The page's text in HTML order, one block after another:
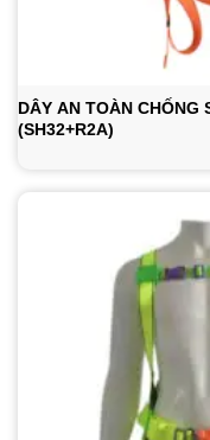
DÂY AN TOÀN CHỐNG
(SH32+R2A)